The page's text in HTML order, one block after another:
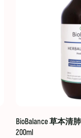
BioBalance 草本清
200ml